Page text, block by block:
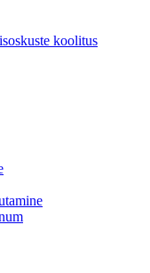
koolitus